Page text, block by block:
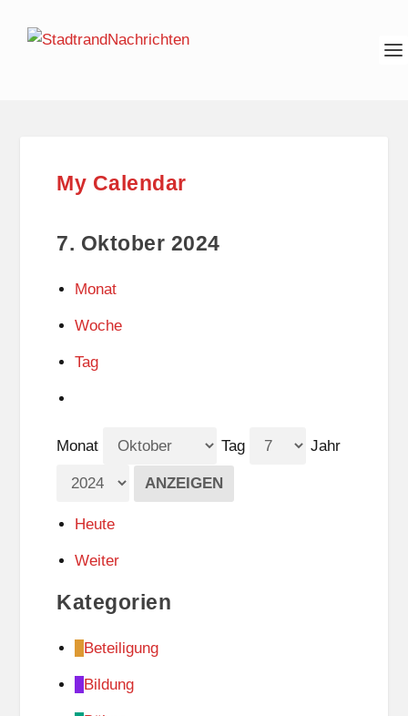
My Calendar
7. Oktober 2024
Monat
Woche
Tag
Monat Tag Jahr
Heute
Weiter
Kategorien
Beteiligung
Bildung